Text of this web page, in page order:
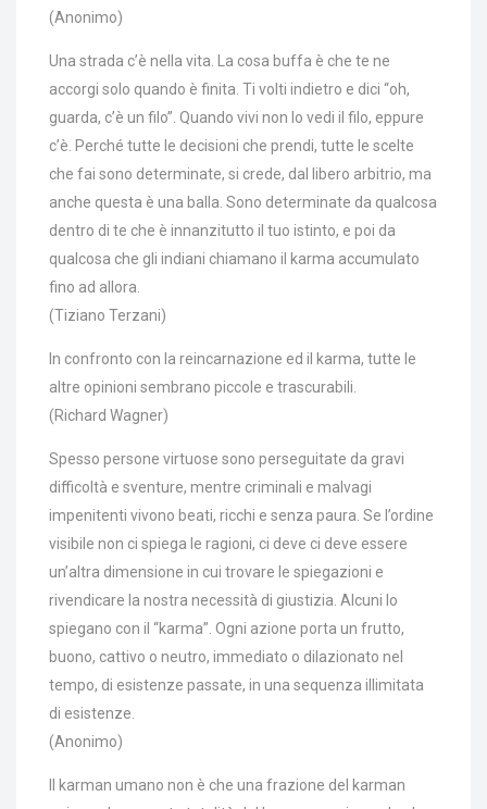
(Anonimo)
Una strada c’è nella vita. La cosa buffa è che te ne
accorgi solo quando è finita. Ti volti indietro e dici “oh,
guarda, c’è un filo”. Quando vivi non lo vedi il filo, eppure
c’è. Perché tutte le decisioni che prendi, tutte le scelte
che fai sono determinate, si crede, dal libero arbitrio, ma
anche questa è una balla. Sono determinate da qualcosa
dentro di te che è innanzitutto il tuo istinto, e poi da
qualcosa che gli indiani chiamano il karma accumulato
fino ad allora.
(Tiziano Terzani)
In confronto con la reincarnazione ed il karma, tutte le
altre opinioni sembrano piccole e trascurabili.
(Richard Wagner)
Spesso persone virtuose sono perseguitate da gravi
difficoltà e sventure, mentre criminali e malvagi
impenitenti vivono beati, ricchi e senza paura. Se l’ordine
visibile non ci spiega le ragioni, ci deve ci deve essere
un’altra dimensione in cui trovare le spiegazioni e
rivendicare la nostra necessità di giustizia. Alcuni lo
spiegano con il “karma”. Ogni azione porta un frutto,
buono, cattivo o neutro, immediato o dilazionato nel
tempo, di esistenze passate, in una sequenza illimitata
di esistenze.
(Anonimo)
Il karman umano non è che una frazione del karman